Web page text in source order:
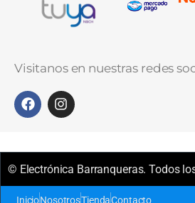
Visitanos en nuestras redes
© Electrónica Barranqueras. Todos
InicioNosotrosTiendaContacto